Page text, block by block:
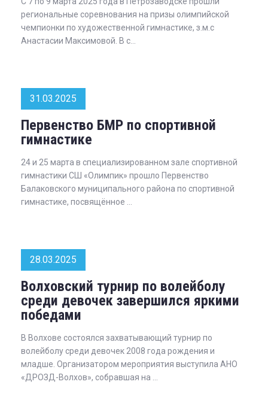
региональные соревнования на призы олимпийской
чемпионки по художественной гимнастике, з.м.с
Анастасии Максимовой. В с...
31.03.2025
Первенство БМР по спортивной
гимнастике
24 и 25 марта в специализированном зале спортивной
гимнастики СШ «Олимпик» прошло Первенство
Балаковского муниципального района по спортивной
гимнастике, посвящённое ...
28.03.2025
Волховский турнир по волейболу
среди девочек завершился яркими
победами
В Волхове состоялся захватывающий турнир по
волейболу среди девочек 2008 года рождения и
младше. Организатором мероприятия выступила АНО
«ДРОЗД-Волхов», собравшая на ...